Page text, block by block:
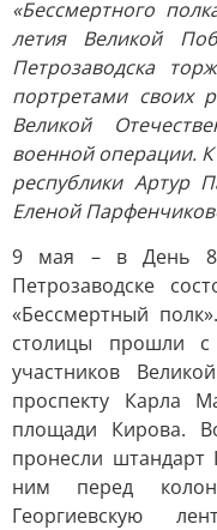
«Бессмертного
летия Великой
Петрозаводска
портретами своих
Великой
военной операции.
республики Артур
Еленой
9 мая – в День
Петрозаводске
«Бессмертный
столицы прошли
участников
проспекту Карла
площади Кирова.
пронесли штандарт
ним перед
Георгиевскую